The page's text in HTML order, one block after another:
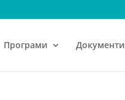
Програми Документи